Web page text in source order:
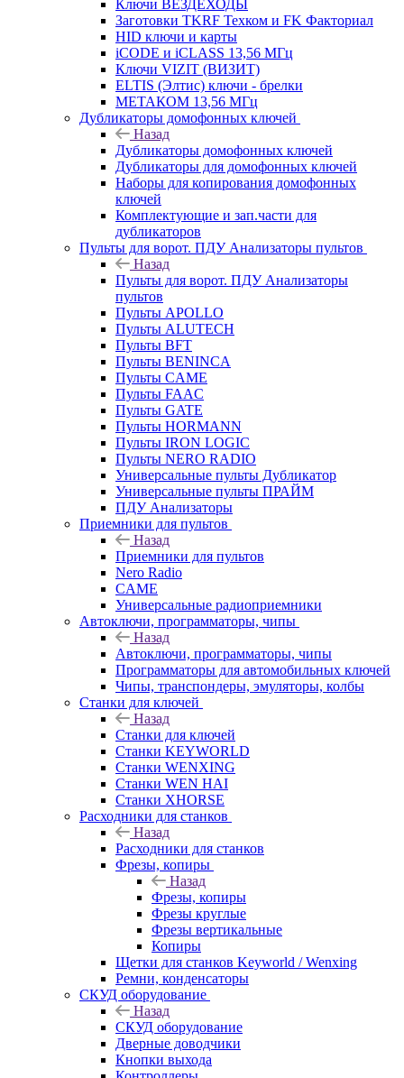
Ключи ВЕЗДЕХОДЫ
Заготовки TKRF Техком и FK Факториал
HID ключи и карты
iCODE и iCLASS 13,56 МГц
Ключи VIZIT (ВИЗИТ)
ELTIS (Элтис) ключи - брелки
МЕТАКОМ 13,56 МГц
Дубликаторы домофонных ключей
Назад
Дубликаторы домофонных ключей
Дубликаторы для домофонных ключей
Наборы для копирования домофонных
ключей
Комплектующие и зап.части для
дубликаторов
Пульты для ворот. ПДУ Анализаторы пультов
Назад
Пульты для ворот. ПДУ Анализаторы
пультов
Пульты APOLLO
Пульты ALUTECH
Пульты BFT
Пульты BENINCA
Пульты CAME
Пульты FAAC
Пульты GATE
Пульты HORMANN
Пульты IRON LOGIC
Пульты NERO RADIO
Универсальные пульты Дубликатор
Универсальные пульты ПРАЙМ
ПДУ Анализаторы
Приемники для пультов
Назад
Приемники для пультов
Nero Radio
CAME
Универсальные радиоприемники
Автоключи, программаторы, чипы
Назад
Автоключи, программаторы, чипы
Программаторы для автомобильных ключей
Чипы, транспондеры, эмуляторы, колбы
Станки для ключей
Назад
Станки для ключей
Станки KEYWORLD
Станки WENXING
Станки WEN HAI
Станки XHORSE
Расходники для станков
Назад
Расходники для станков
Фрезы, копиры
Назад
Фрезы, копиры
Фрезы круглые
Фрезы вертикальные
Копиры
Щетки для станков Keyworld / Wenxing
Ремни, конденсаторы
СКУД оборудование
Назад
СКУД оборудование
Дверные доводчики
Кнопки выхода